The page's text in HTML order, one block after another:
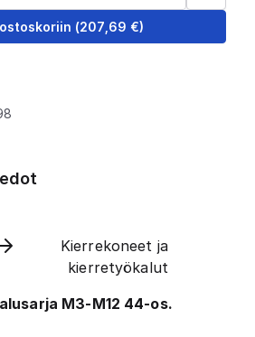
(207,69 €)
Kierrekoneet ja
kierretyökalut
M3-M12 44-os.